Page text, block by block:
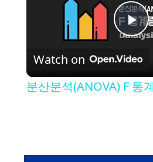
P
Watch on
분산분석(ANOVA) F 통